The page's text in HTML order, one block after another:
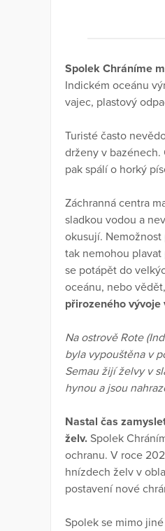
Spolek Chráníme
Indickém oceánu
vajec, plastový
Turisté často
drženy v
pak spálí o horký
Záchranná centra
sladkou vodou a
okusují.
tak nemohou
se potápět do
oceánu, nebo
přirozeného
Na ostrově Rote
byla vypouštěna v
Semau žijí želvy v
hynou a jsou
Nastal čas
želv. Spolek
ochranu. V roce
hnízdech želv v
postavení nové
Spolek se mimo